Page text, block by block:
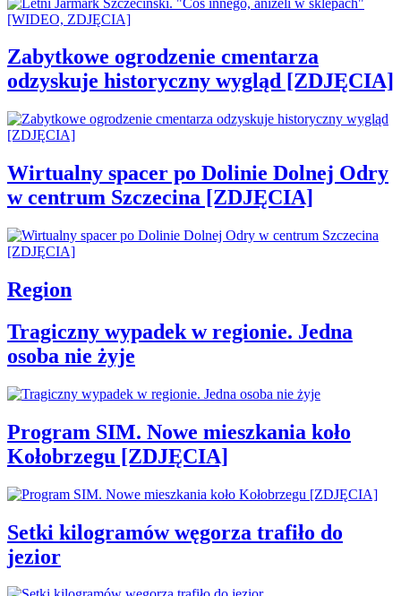
Zabytkowe ogrodzenie cmentarza
odzyskuje historyczny wygląd [ZDJĘCIA]
Wirtualny spacer po Dolinie Dolnej Odry
w centrum Szczecina [ZDJĘCIA]
Region
Tragiczny wypadek w regionie. Jedna
osoba nie żyje
Program SIM. Nowe mieszkania koło
Kołobrzegu [ZDJĘCIA]
Setki kilogramów węgorza trafiło do
jezior